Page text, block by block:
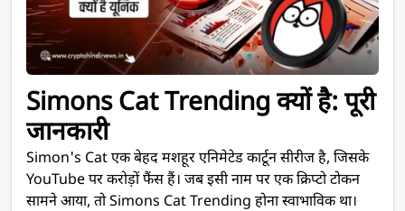
Simons Cat Trending क्यों है: पूरी
जानकारी
Simon's Cat एक बेहद मशहूर एनिमेटेड कार्टून सीरीज है, जिसके
YouTube पर करोड़ों फैंस हैं। जब इसी नाम पर एक क्रिप्टो टोकन
सामने आया, तो Simons Cat Trending होना स्वाभाविक था।